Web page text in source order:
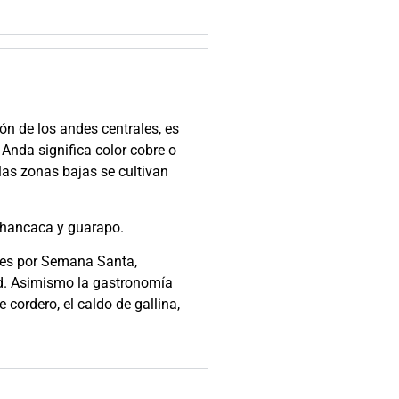
de los andes centrales, es
significa color cobre o
zonas bajas se cultivan
y guarapo.
por Semana Santa,
Asimismo la gastronomía
cordero, el caldo de gallina,